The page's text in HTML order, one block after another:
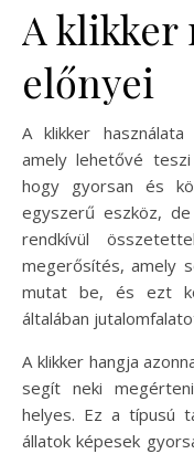
A klikker
előnyei
A klikker
amely lehetővé
hogy gyorsan és
egyszerű eszköz,
rendkívül
megerősítés, amely
mutat be, és ezt
általában
A klikker hangja
segít neki
helyes. Ez a típusú
állatok képesek